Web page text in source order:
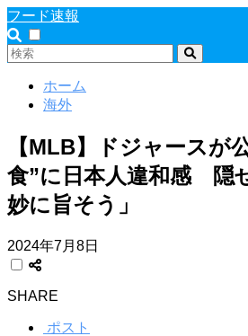
フード速報
ホーム
海外
【MLB】ドジャースが
食”に日本人違和感 隠
妙に旨そう」
2024年7月8日
SHARE
ポスト